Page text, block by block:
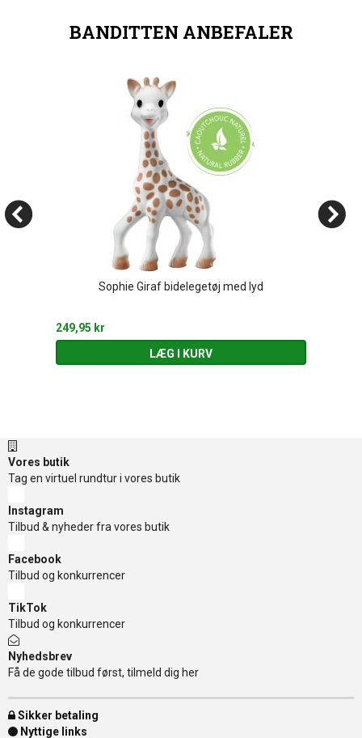
BANDITTEN ANBEFALER
Sophie Giraf bidelegetøj med lyd
249,95 kr
LÆG I KURV
Vores butik
Tag en virtuel rundtur i vores butik
Instagram
Tilbud & nyheder fra vores butik
Facebook
Tilbud og konkurrencer
TikTok
Tilbud og konkurrencer
Nyhedsbrev
Få de gode tilbud først, tilmeld dig her
Sikker betaling
Nyttige links